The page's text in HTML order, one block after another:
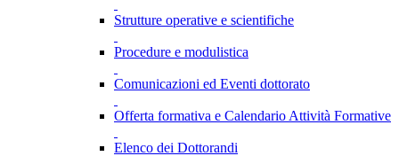
Strutture operative e scientifiche
Procedure e modulistica
Comunicazioni ed Eventi dottorato
Offerta formativa e Calendario Attività Formative
Elenco dei Dottorandi